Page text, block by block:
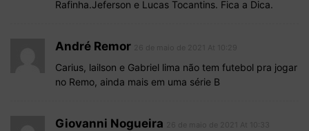
Rafinha.Jeferson e Lucas Tocantins. Fica a Dica.
André Remor
Carius, lailson e Gabriel lima não tem futebol pra jogar
no Remo, ainda mais em uma série B
Giovanni Nogueira